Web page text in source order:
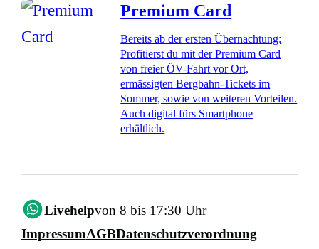
Premium Card
Bereits ab der ersten Übernachtung:
Profitierst du mit der Premium Card
von freier ÖV-Fahrt vor Ort,
ermässigten Bergbahn-Tickets im
Sommer, sowie von weiteren Vorteilen.
Auch digital fürs Smartphone
erhältlich.
Livehelpvon 8 bis 17:30 Uhr
ImpressumAGBDatenschutzverordnung